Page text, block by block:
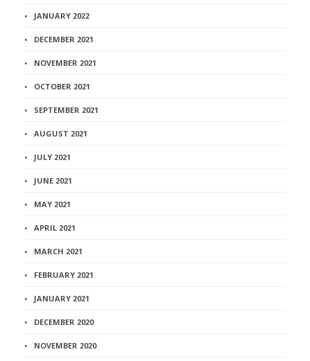
JANUARY 2022
DECEMBER 2021
NOVEMBER 2021
OCTOBER 2021
SEPTEMBER 2021
AUGUST 2021
JULY 2021
JUNE 2021
MAY 2021
APRIL 2021
MARCH 2021
FEBRUARY 2021
JANUARY 2021
DECEMBER 2020
NOVEMBER 2020